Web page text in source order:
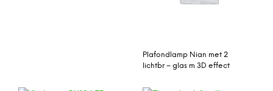
Plafondlamp Nian met 2
lichtbr – glas m 3D effect